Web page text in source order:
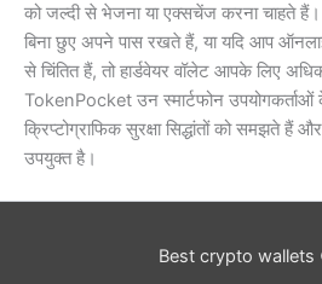
को जल्दी से भेजना या एक्सचेंज करना चाहते हैं।
बिना छुए अपने पास रखते हैं, या यदि आप
से चिंतित हैं, तो हार्डवेयर वॉलेट आपके लिए
TokenPocket उन स्मार्टफोन उपयोगकर्ताओं
क्रिप्टोग्राफिक सुरक्षा सिद्धांतों को समझते हैं
उपयुक्त है।
Best crypto